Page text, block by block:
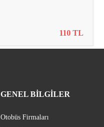
110 TL
GENEL BİLGİLER
Otobüs Firmaları